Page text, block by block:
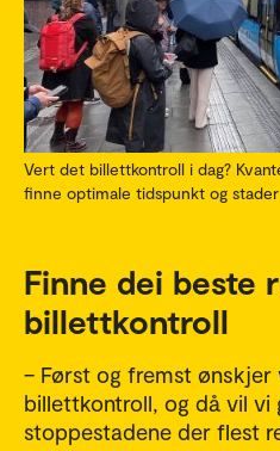
Vert det billettkontroll i dag?
finne optimale tidspunkt og
Finne dei beste
billettkontroll
– Først og fremst
billettkontroll, og då vil vi
stoppestadene der flest